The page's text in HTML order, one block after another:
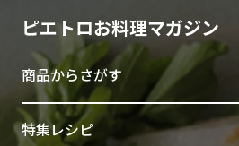
ピエトロお料理マガジン
商品からさがす
特集レシピ